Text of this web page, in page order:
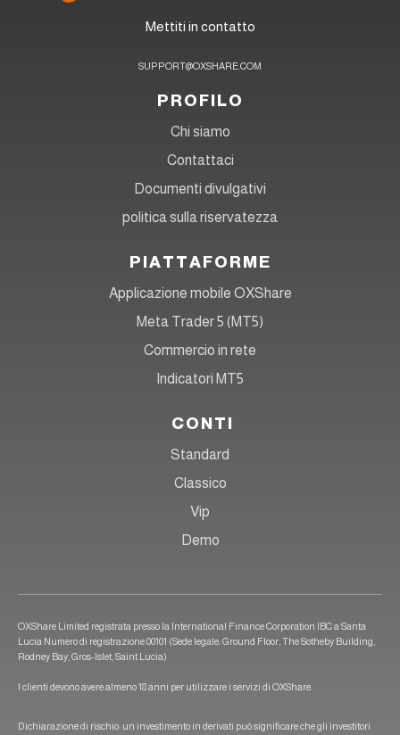
Mettiti in contatto
SUPPORT@OXSHARE.COM
PROFILO
Chi siamo
Contattaci
Documenti divulgativi
politica sulla riservatezza
PIATTAFORME
Applicazione mobile OXShare
Meta Trader 5 (MT5)
Commercio in rete
Indicatori MT5
CONTI
Standard
Classico
Vip
Demo
OXShare Limited registrata presso la International Finance Corporation IBC a Santa
Lucia Numero di registrazione 00101 (Sede legale: Ground Floor, The Sotheby Building,
Rodney Bay, Gros-Islet, Saint Lucia)
I clienti devono avere almeno 18 anni per utilizzare i servizi di OXShare.
Dichiarazione di rischio: un investimento in derivati può significare che gli investitori